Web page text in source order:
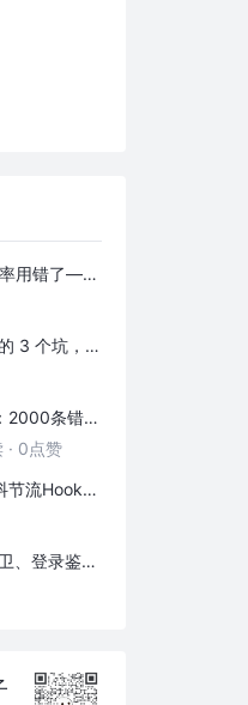
上来就用 useState？你大概率用错了——useRef 的三种正确打开方式
《React Router 受保护路由的 3 个坑，第 2 个 90% 的人都踩过》
大模型长记忆评测踩坑实录：2000条错位记忆，让我排查了整整3小时
· 0点赞
我重写了自己用了两年的防抖节流Hook——发现里面藏着3个隐藏bug
React Router 进阶：路由守卫、登录鉴权与状态传递